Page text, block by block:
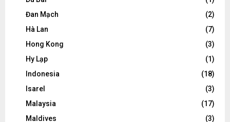
Đan Mạch
(2)
Hà Lan
(7)
Hong Kong
(3)
Hy Lạp
(1)
Indonesia
(18)
Isarel
(3)
Malaysia
(17)
Maldives
(3)